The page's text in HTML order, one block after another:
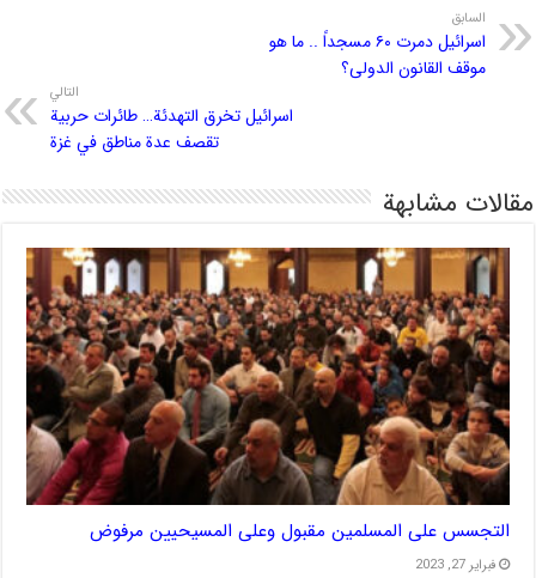
السابق
اسرائیل دمرت ۶۰ مسجداً .. ما هو
موقف القانون الدولی؟
التالي
اسرائيل تخرق التهدئة… طائرات حربية
تقصف عدة مناطق في غزة
مقالات مشابهة
التجسس على المسلمين مقبول وعلى المسيحيين مرفوض
فبراير 27, 2023